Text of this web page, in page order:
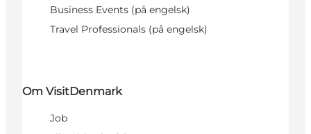
Business Events (på engelsk)
Travel Professionals (på engelsk)
Om VisitDenmark
Job